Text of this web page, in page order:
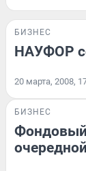
БИЗНЕС
НАУФОР
20 марта, 2008,
БИЗНЕС